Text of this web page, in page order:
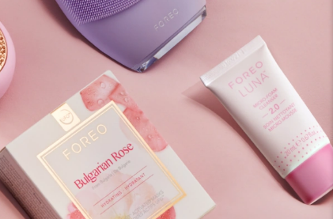
Meus aparelhos
Meus pedidos
Meus endereços
As minhas subscrições